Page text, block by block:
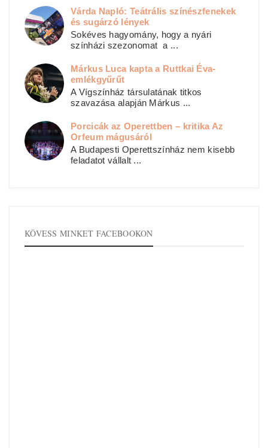
Várda Napló: Teátrális színészfenekek
és sugárzó lények
Sokéves hagyomány, hogy a nyári
színházi szezonomat a ...
Márkus Luca kapta a Ruttkai Éva-
emlékgyűrűt
A Vígszínház társulatának titkos
szavazása alapján Márkus ...
Porcicák az Operettben – kritika Az
Orfeum mágusáról
A Budapesti Operettszínház nem kisebb
feladatot vállalt ...
KÖVESS MINKET FACEBOOKON